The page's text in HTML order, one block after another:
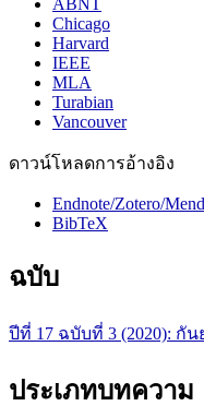
ABNT
Chicago
Harvard
IEEE
MLA
Turabian
Vancouver
ดาวน์โหลดการอ้างอิง
Endnote/Zotero/
BibTeX
ฉบับ
ปีที่ 17 ฉบับที่ 3 (2020): กั
ประเภทบทความ